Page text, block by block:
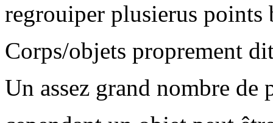
regrouiper plusierus points
Corps/objets proprement
Un assez grand nombre de